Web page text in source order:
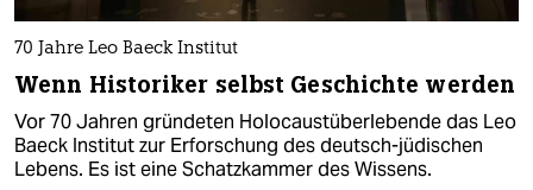
70 Jahre Leo Baeck Institut
Wenn Historiker selbst Geschichte werden
Vor 70 Jahren gründeten Holocaustüberlebende das Leo
Baeck Institut zur Erforschung des deutsch-jüdischen
Lebens. Es ist eine Schatzkammer des Wissens.